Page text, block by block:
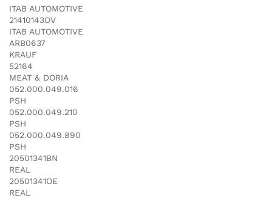
ITAB AUTOMOTIVE
21410143OV
ITAB AUTOMOTIVE
ARB0637
KRAUF
52164
MEAT & DORIA
052.000.049.016
PSH
052.000.049.210
PSH
052.000.049.890
PSH
20501341BN
REAL
20501341OE
REAL